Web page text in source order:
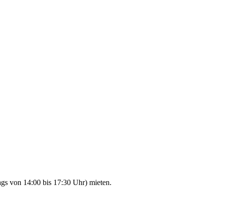
von 14:00 bis 17:30 Uhr) mieten.